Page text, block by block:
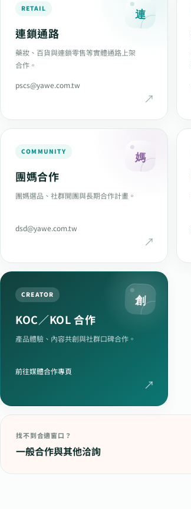
連
RETAIL
連鎖通路
藥妝、百貨與連鎖零售等實體通路上架
合作。
pscs@yawe.com.tw
媽
COMMUNITY
團媽合作
團媽選品、社群開團與長期合作計畫。
dsd@yawe.com.tw
創
CREATOR
KOC／KOL 合作
產品體驗、內容共創與社群口碑合作。
前往媒體合作專頁
找不到合適窗口？
一般合作與其他洽詢